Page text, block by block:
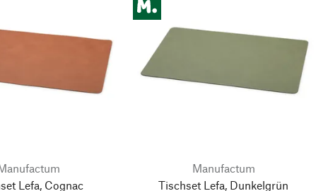
Lefa, Cognac
Manufactum
Tischset Lefa, Dunkelgrün